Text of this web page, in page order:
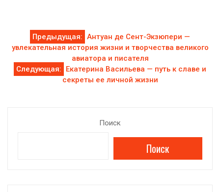
Навигация
по
записям
Предыдущая: Антуан де Сент-Экзюпери —
увлекательная история жизни и творчества великого
авиатора и писателя
Следующая:
Екатерина Васильева — путь к славе и
секреты ее личной жизни
Поиск
Поиск